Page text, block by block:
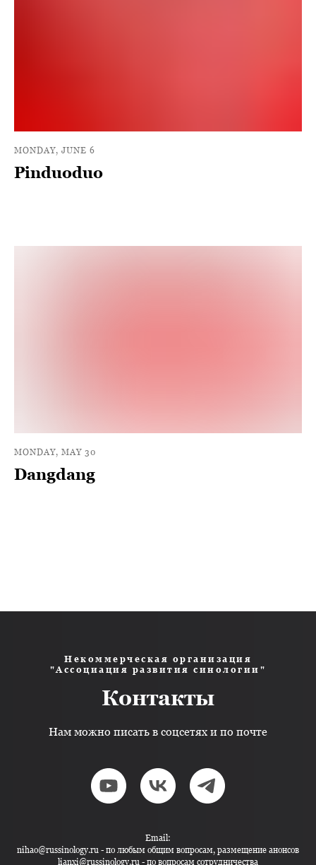
MONDAY, JUNE 6
Pinduoduo
MONDAY, MAY 30
Dangdang
Некоммерческая организация
"Ассоциация развития синологии"
Контакты
Нам можно писать в соцсетях и по почте
Email:
nihao@russinology.ru - по любым общим вопросам, размещение анонсов
lianxi@russinology.ru - по вопросам сотрудничества